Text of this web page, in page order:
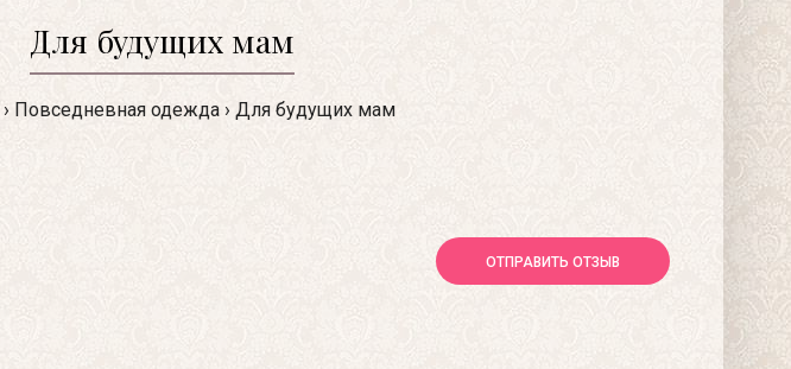
Для будущих мам
Повседневная одежда Для будущих мам
ОТПРАВИТЬ ОТЗЫВ